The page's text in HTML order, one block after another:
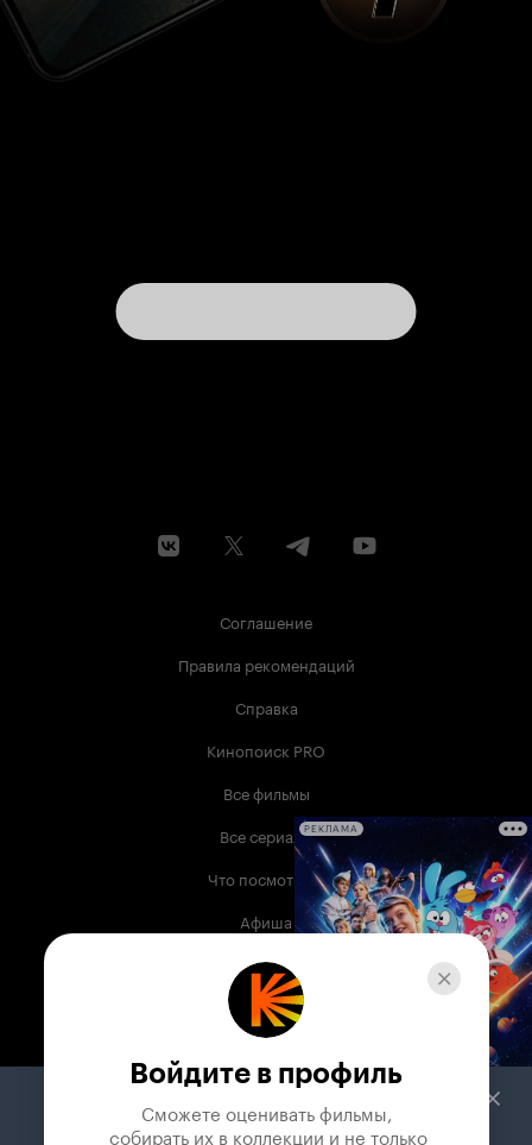
Соглашение
Правила рекомендаций
Справка
Кинопоиск PRO
Все фильмы
Все сериалы
Что посмотреть
Афиша
Музыка
Телепрограмма
Служба поддержки
РЕКЛАМА
Войдите в профиль
Сможете оценивать фильмы,
собирать их в коллекции и не только